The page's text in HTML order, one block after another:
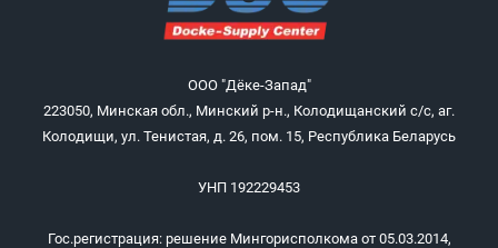
ООО "Дёке-Запад"
223050, Минская обл., Минский р-н., Колодищанский с/с, аг.
Колодищи, ул. Тенистая, д. 26, пом. 15, Республика Беларусь
УНП 192229453
Гос.регистрация: решение Мингорисполкома от 05.03.2014,